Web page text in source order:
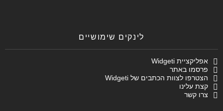
לינקים שימושיים
אפליקציית Widgeti
פרסמו באתר
הצטרפו לצוות הכתבים של Widgeti
קצת עלינו
צרו קשר